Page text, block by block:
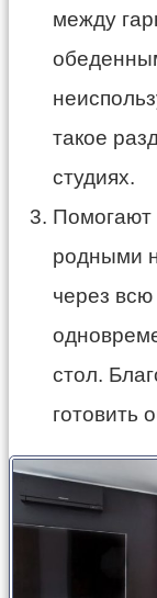
между
такое
студиях.
Помогают
родными
через всю
стол.
готовить